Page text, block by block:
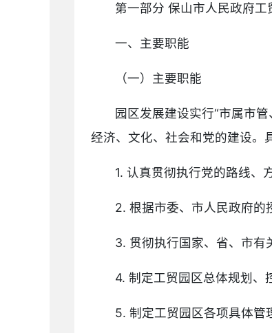
第一部分 保山市人民政府
一、主要职能
（一）主要职能
园区发展建设实行“市属市
经济、文化、社会和党的建设。
1. 认真贯彻执行党的路线、
2. 根据市委、市人民政府的
3. 贯彻执行国家、省、市有
4. 制定工贸园区总体规划、
5. 制定工贸园区各项具体管